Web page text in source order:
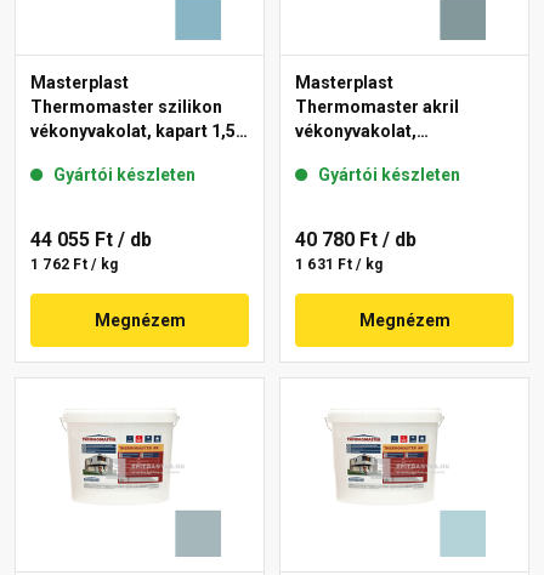
Masterplast
Thermomaster szilikon
vékonyvakolat, kapart 1,5
Gyártói készleten
44 055 Ft / db
1 762 Ft / kg
Megnézem
Masterplast
Thermomaster akril
vékonyvakolat,
39-C 25 kg
Gyártói készleten
40 780 Ft / db
1 631 Ft / kg
Megnézem